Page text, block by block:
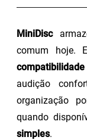
MiniDisc
comum hoje.
compatibilidade
audição
organização
quando
simples.